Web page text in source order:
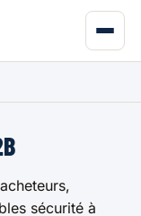
sécurité à